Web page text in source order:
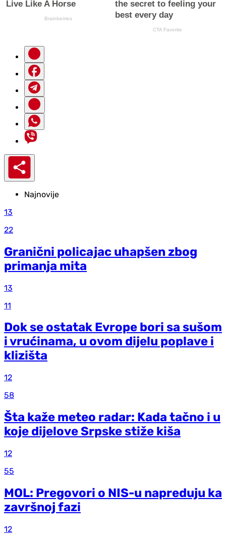
Najnovije
13
22
Granični policajac uhapšen zbog
primanja mita
13
11
Dok se ostatak Evrope bori sa sušom
i vrućinama, u ovom dijelu poplave i
klizišta
12
58
Šta kaže meteo radar: Kada tačno i u
koje dijelove Srpske stiže kiša
12
55
MOL: Pregovori o NIS-u napreduju ka
završnoj fazi
12